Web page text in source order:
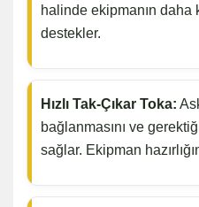
halinde ekipmanın daha
destekler.
Hızlı Tak-Çıkar Toka:
bağlanmasını ve
sağlar. Ekipman